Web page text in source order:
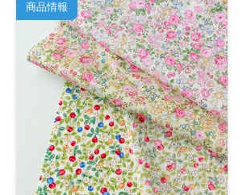
商品情報